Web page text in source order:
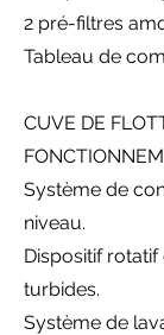
2 pré-filtres
Tableau de
CUVE DE
Système de
niveau.
Dispositif
turbides.
Système de